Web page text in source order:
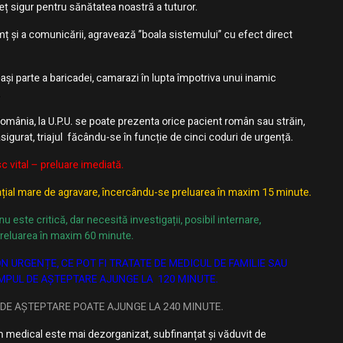
sigur pentru sănătatea noastră a tuturor.
și a comunicării, agravează ”boala sistemului” cu efect direct
parte a baricadei, camarazi în lupta împotriva unui inamic
la U.P.U. se poate prezenta orice pacient român sau străin,
triajul făcându-se în funcție de cinci coduri de urgență.
vital – preluare imediată.
mare de agravare, încercându-se preluarea în maxim 15 minute.
este critică, dar necesită investigații, posibil internare,
în maxim 60 minute.
URGENȚE, CE POT FI TRATATE DE MEDICUL DE FAMILIE SAU
DE AȘTEPTARE AJUNGE LA 120 MINUTE.
AȘTEPTARE POATE AJUNGE LA 240 MINUTE.
medical este mai dezorganizat, subfinanțat și văduvit de